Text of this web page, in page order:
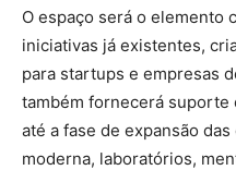
O espaço será o elemento
iniciativas já existentes,
para startups e empresas
também fornecerá suporte
até a fase de expansão
moderna, laboratórios,